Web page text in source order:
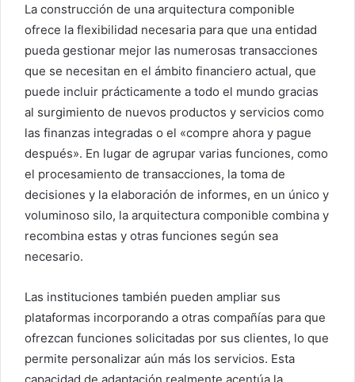
La construcción de una arquitectura componible
ofrece la flexibilidad necesaria para que una entidad
pueda gestionar mejor las numerosas transacciones
que se necesitan en el ámbito financiero actual, que
puede incluir prácticamente a todo el mundo gracias
al surgimiento de nuevos productos y servicios como
las finanzas integradas o el «compre ahora y pague
después». En lugar de agrupar varias funciones, como
el procesamiento de transacciones, la toma de
decisiones y la elaboración de informes, en un único y
voluminoso silo, la arquitectura componible combina y
recombina estas y otras funciones según sea
necesario.
Las instituciones también pueden ampliar sus
plataformas incorporando a otras compañías para que
ofrezcan funciones solicitadas por sus clientes, lo que
permite personalizar aún más los servicios. Esta